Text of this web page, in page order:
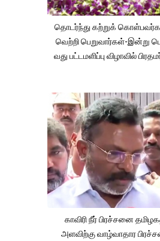
தொடர்ந்து கற்றுக்
வெற்றி பெறுவார்கள்-இன்று
வது பட்டமளிப்பு விழாவில்
காவிரி நீர் பிரச்சனை
அளவிற்கு வாழ்வாதார